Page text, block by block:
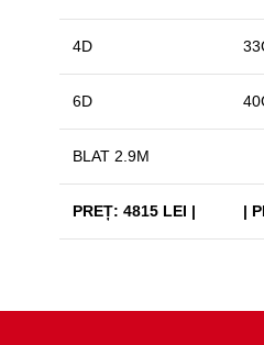
4D
6D
BLAT 2.9M
PREȚ: 4815 LEI | |